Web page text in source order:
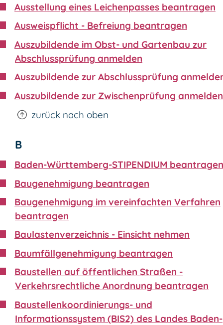
Ausstellung eines Leichenpasses beantragen
Ausweispflicht - Befreiung beantragen
Auszubildende im Obst- und Gartenbau zur
Abschlussprüfung anmelden
Auszubildende zur Abschlussprüfung
Auszubildende zur Zwischenprüfung anmelden
zurück nach oben
B
Baden-Württemberg-STIPENDIUM beantragen
Baugenehmigung beantragen
Baugenehmigung im vereinfachten Verfahren
beantragen
Baulastenverzeichnis - Einsicht nehmen
Baumfällgenehmigung beantragen
Baustellen auf öffentlichen Straßen -
Verkehrsrechtliche Anordnung beantragen
Baustellenkoordinierungs- und
Informationssystem (BIS2) des Landes Baden-